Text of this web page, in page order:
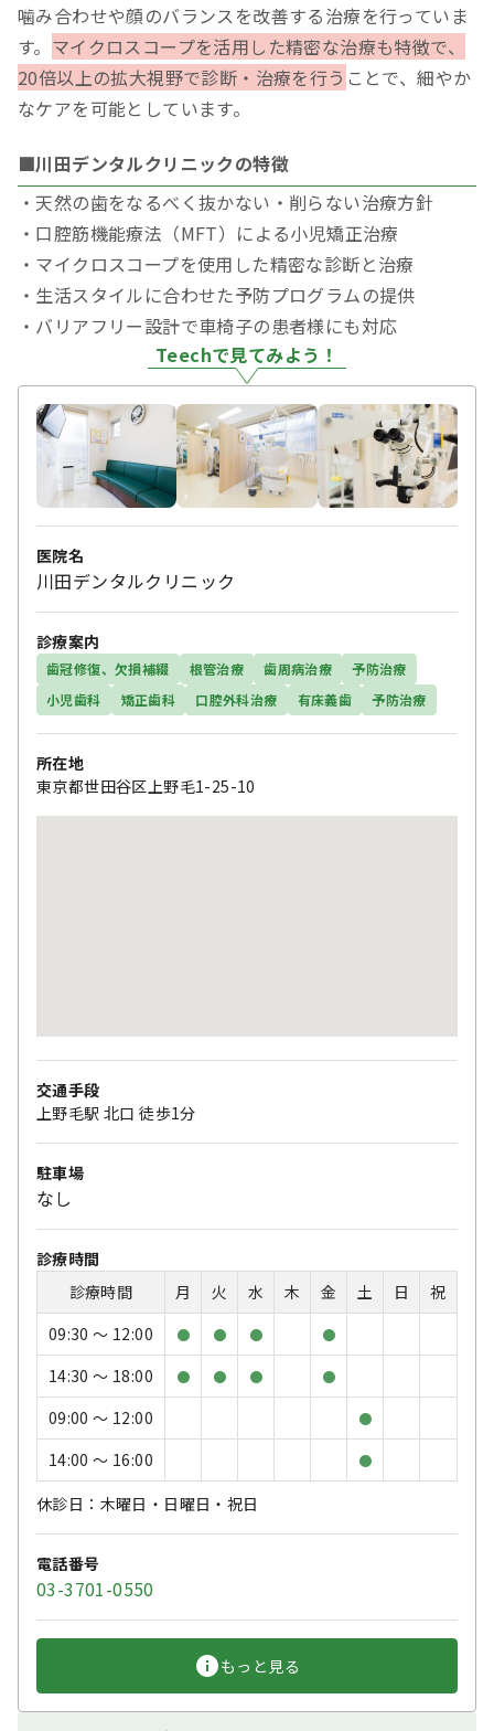
噛み合わせや顔のバランスを改善する治療を行っていま
す。 マイクロスコープを活用した精密な治療も特徴で、
20倍以上の拡大視野で診断・治療を行う ことで、細やか
なケアを可能としています。
■川田デンタルクリニックの特徴
・天然の歯をなるべく抜かない・削らない治療方針
・口腔筋機能療法（MFT）による小児矯正治療
・マイクロスコープを使用した精密な診断と治療
・生活スタイルに合わせた予防プログラムの提供
・バリアフリー設計で車椅子の患者様にも対応
Teechで見てみよう！
医院名
川田デンタルクリニック
診療案内
歯冠修復、欠損補綴 根管治療 歯周病治療
予防治療
小児歯科
矯正歯科 口腔外科治療 有床義歯 予防治療
所在地
東京都世田谷区上野毛1-25-10
交通手段
上野毛駅 北口 徒歩1分
駐車場
なし
診療時間
診療時間
月 火 水 木 金 土 日
祝
09:30 〜 12:00
● ● ● ●
14:30 〜 18:00 ● ● ● ●
09:00 〜 12:00 ●
14:00 〜 16:00 ●
休診日：木曜日・日曜日・祝日
電話番号
03-3701-0550
もっと見る